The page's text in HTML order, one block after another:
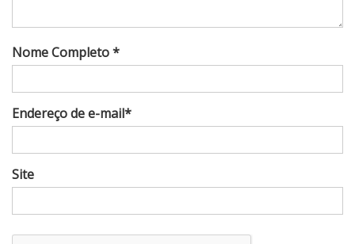
Nome Completo *
Endereço de e-mail*
Site